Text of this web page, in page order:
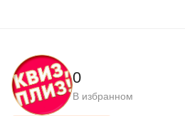
0
В избранном